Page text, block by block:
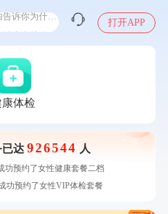
感染人偏肺病毒就会得肺炎吗
怎么筛查
打开APP
体检
达 926544 人
了美的体重秤 MO-CW5 白色
功预约糖尿病强化体检套餐
成功预约了男性健康套餐
功预约了男性健康套餐
了联创雅斯奶锅DF-CP103M
功预约了女性健康套餐二档
功预约了女性VIP体检套餐